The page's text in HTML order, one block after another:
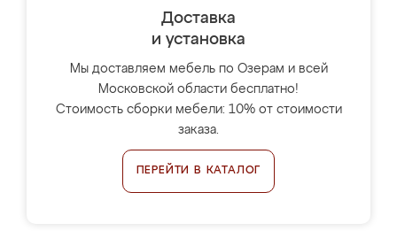
Доставка
и установка
Мы доставляем мебель по Озерам и всей
Московской области бесплатно!
Стоимость сборки мебели: 10% от стоимости
заказа.
ПЕРЕЙТИ В КАТАЛОГ